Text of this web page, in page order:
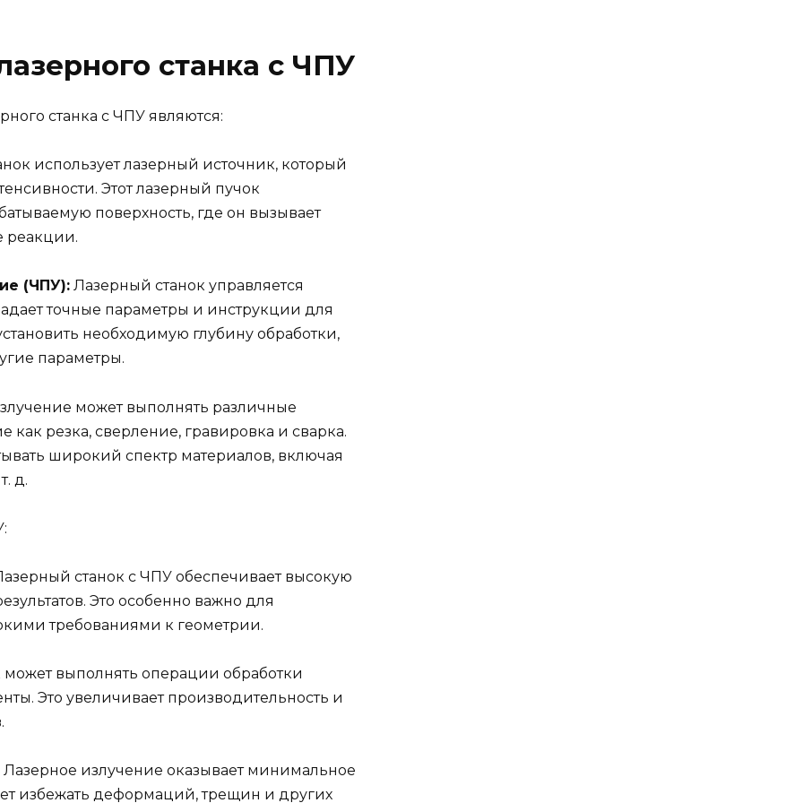
станка с ЧПУ
станка с ЧПУ являются:
использует лазерный источник, который
Этот лазерный пучок
поверхность, где он вызывает
реакции.
(ЧПУ): Лазерный станок управляется
точные параметры и инструкции для
необходимую глубину обработки,
параметры.
может выполнять различные
как резка, сверление, гравировка и сварка.
широкий спектр материалов, включая
д.
станок с ЧПУ обеспечивает высокую
Это особенно важно для
требованиями к геометрии.
может выполнять операции обработки
Это увеличивает производительность и
излучение оказывает минимальное
избежать деформаций, трещин и других